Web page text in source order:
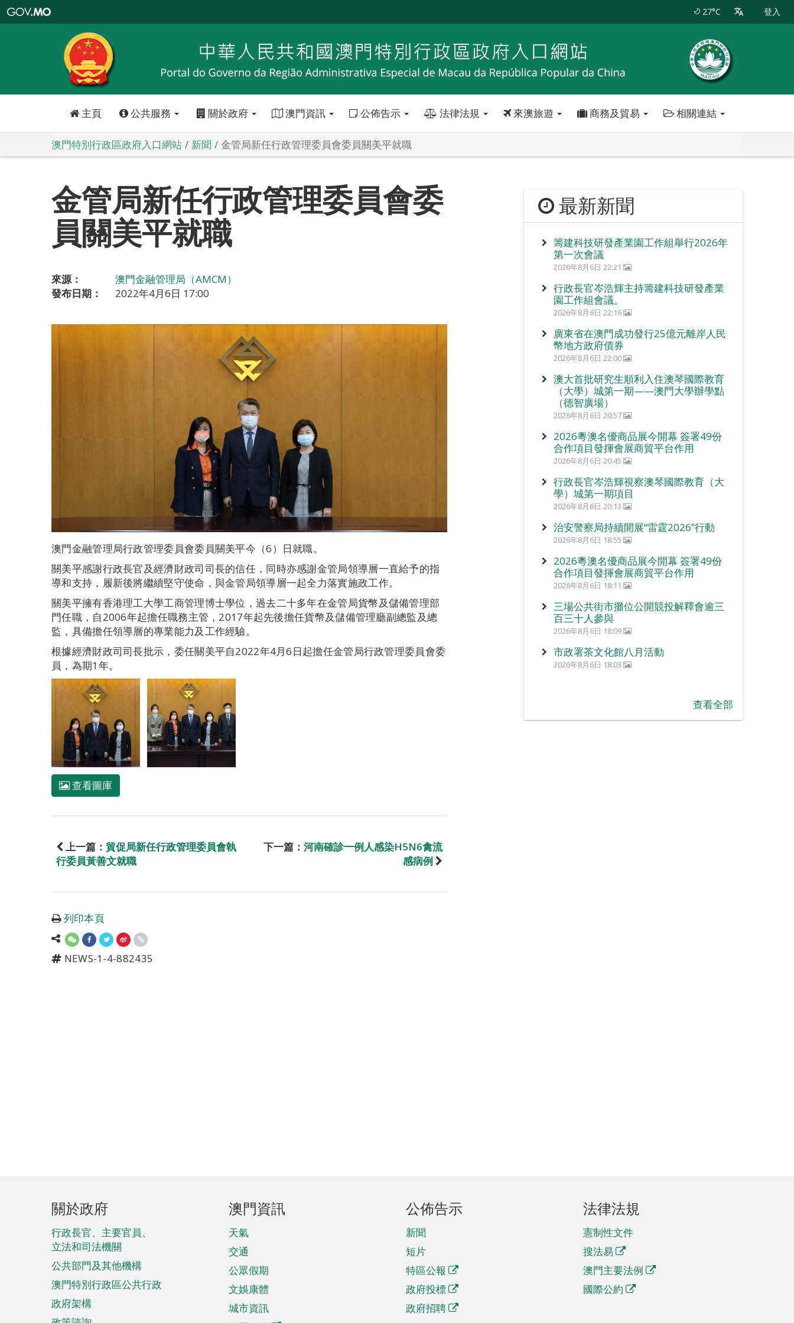
特
政
區
政
口
27°C 登入
主頁 公共服務 關於政府 澳門資訊 公佈告示 法律法規 來澳旅遊 商務及貿易 相關連結
澳門特別行政區政府入口網站 新聞 金管局新任行政管理委員會委員關美平就職
金管局新任行政管理委員會委
員關美平就職
來源：
澳門金融管理局（AMCM）
發布日期：
2022年4月6日 17:00
澳門金融管理局行政管理委員會委員關美平今（6）日就職。
關美平感謝行政長官及經濟財政司司長的信任，同時亦感謝金管局領導層一直給予的指
導和支持，履新後將繼續堅守使命，與金管局領導層一起全力落實施政工作。
關美平擁有香港理工大學工商管理博士學位，過去二十多年在金管局貨幣及儲備管理部
門任職，自2006年起擔任職務主管，2017年起先後擔任貨幣及儲備管理廳副總監及總
監，具備擔任領導層的專業能力及工作經驗。
根據經濟財政司司長批示，委任關美平自2022年4月6日起擔任金管局行政管理委員會委
員，為期1年。
查看圖庫
上一篇： 貿促局新任行政管理委員會執
行委員黃善文就職
下一篇： 河南確診一例人感染H5N6禽流
感病例
列印本頁
NEWS-1-4-882435
最新新聞
籌建科技研發產業園工作組舉行2026年
第一次會議
2026年8月6日 22:21
行政長官岑浩輝主持籌建科技研發產業
園工作組會議。
2026年8月6日 22:16
廣東省在澳門成功發行25億元離岸人民
幣地方政府債券
2026年8月6日 22:00
澳大首批研究生順利入住澳琴國際教育
（大學）城第一期——澳門大學辦學點
（德智廣場）
2026年8月6日 20:57
2026粵澳名優商品展今開幕 簽署49份
合作項目發揮會展商貿平台作用
2026年8月6日 20:45
行政長官岑浩輝視察澳琴國際教育（大
學）城第一期項目
2026年8月6日 20:13
治安警察局持續開展“雷霆2026”行動
2026年8月6日 18:55
2026粵澳名優商品展今開幕 簽署49份
合作項目發揮會展商貿平台作用
2026年8月6日 18:11
三場公共街市攤位公開競投解釋會逾三
百三十人參與
2026年8月6日 18:09
市政署茶文化館八月活動
2026年8月6日 18:03
查看全部
頁
腳
菜
單
關於政府
行政長官、主要官員、
立法和司法機關
公共部門及其他機構
澳門特別行政區公共行政
政府架構
澳門資訊
天氣
交通
公眾假期
文娛康體
城市資訊
公佈告示
新聞
短片
特區公報
政府投標
政府招聘
法律法規
憲制性文件
搜法易
澳門主要法例
國際公約